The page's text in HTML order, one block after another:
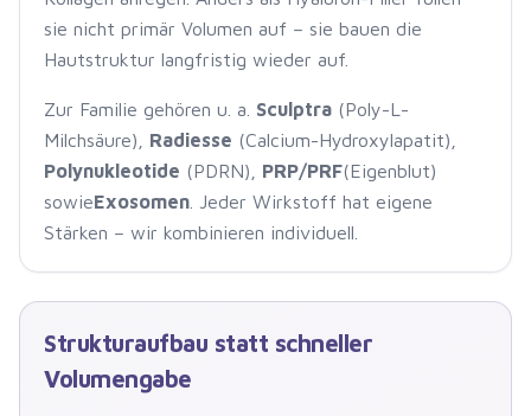
sie nicht primär Volumen auf – sie bauen die
Hautstruktur langfristig wieder auf.
Zur Familie gehören u. a. Sculptra (Poly-L-
Milchsäure),
Radiesse (Calcium-Hydroxylapatit),
Polynukleotide (PDRN), PRP/PRF(Eigenblut)
sowieExosomen . Jeder Wirkstoff hat eigene
Stärken – wir kombinieren individuell.
Strukturaufbau statt schneller
Volumengabe